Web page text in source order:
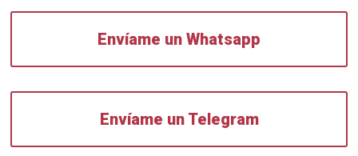
Envíame un Whatsapp
Envíame un Telegram